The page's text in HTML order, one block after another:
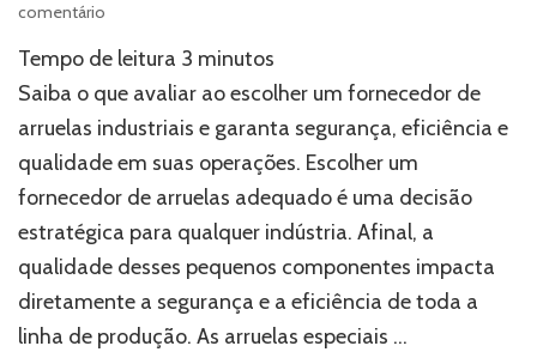
comentário
que
considerar
antes
de
escolher
fornecedor
de
arruelas?
Tempo de leitura 3 minutos
Saiba o que avaliar ao escolher um fornecedor de
arruelas industriais e garanta segurança, eficiência e
qualidade em suas operações. Escolher um
fornecedor de arruelas adequado é uma decisão
estratégica para qualquer indústria. Afinal, a
qualidade desses pequenos componentes impacta
diretamente a segurança e a eficiência de toda a
linha de produção. As arruelas especiais …